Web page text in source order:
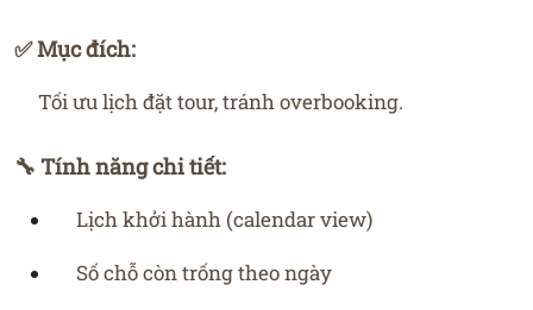
✅ Mục đích:
Tối ưu lịch đặt tour, tránh overbooking.
🔧 Tính năng chi tiết:
Lịch khởi hành (calendar view)
Số chỗ còn trống theo ngày